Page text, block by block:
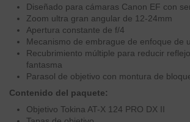
Diseñado para cámaras Canon EF con
Zoom ultra gran angular de 12-24mm
Apertura constante de f/4
Mecanismo de embrague de enfoque de
Recubrimiento múltiple para reducir
fantasma
Parasol de objetivo con montura de
Contenido del paquete:
Objetivo Tokina AT-X 124 PRO DX II